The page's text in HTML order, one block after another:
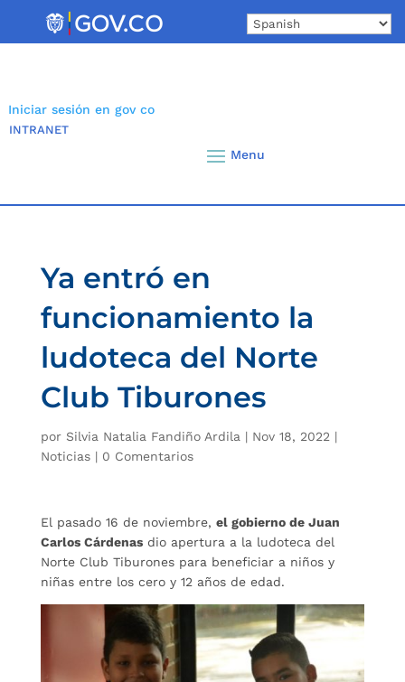
Iniciar sesión en gov co
INTRANET
Ya entró en
funcionamiento la
ludoteca del Norte
Club Tiburones
por Silvia Natalia Fandiño Ardila | Nov 18, 2022 |
Noticias| 0 Comentarios
El pasado 16 de noviembre, el gobierno de Juan
Carlos Cárdenasdio apertura a la ludoteca del
Norte Club Tiburones para beneficiar a niños y
niñas entre los cero y 12 años de edad.